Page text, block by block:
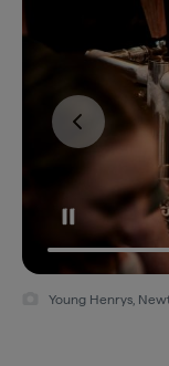
Young Henrys,